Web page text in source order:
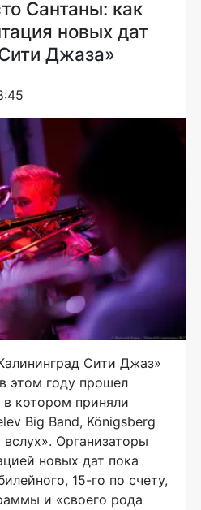
Сантаны: как
новых дат
Джаза»
Сити Джаз»
этом году прошел
в котором приняли
Big Band, Königsberg
Организаторы
новых дат пока
15-го по счету,
и «своего рода